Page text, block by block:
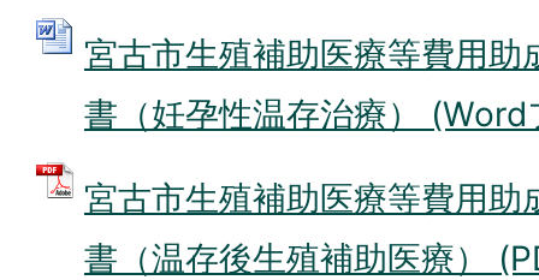
宮古市生殖補助医療等費用助
書（妊孕性温存治療）
宮古市生殖補助医療等費用助
書（温存後生殖補助医療）